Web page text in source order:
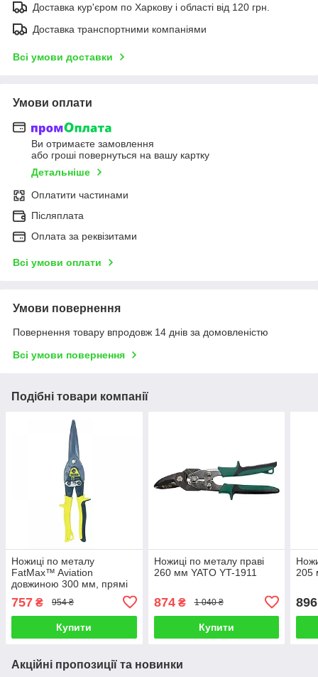
Доставка кур'єром по Харкову і області від 120 грн.
Доставка транспортними компаніями
Всі умови доставки
Умови оплати
Ви отримаєте замовлення
або гроші повернуться на вашу картку
Детальніше
Оплатити частинами
Післяплата
Оплата за реквізитами
Всі умови оплати
Умови повернення
Повернення товару впродовж 14 днів за домовленістю
Всі умови повернення
Подібні товари компанії
Ножиці по металу
FatMax™ Aviation
довжиною 300 мм, прямі
757 ₴ 954 ₴
Купити
Ножиці по металу праві
260 мм YATO YT-1911
874₴ 1 040 ₴
Купити
205
896
Акційні пропозиції та новинки